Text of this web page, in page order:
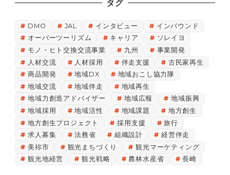
タグ
DMO JAL インタビュー
インバウンド
オーバーツーリズム
キャリア
ソレイヨ
モノ・ヒト交換交流事業
九州
事業開発
人材交流
人材採用 伴走支援
古民家再生
商品開発
地域DX
地域おこし協力隊
地域交流
地域伴走
地域再生
地域力創造アドバイザー
地域広報
地域振興
地域採用
地域活性 地域課題
地方創生
地方創生プロジェクト
採用支援
旅行
求人募集
法務省 組織設計
経営伴走
美祢市
観光まちづくり
観光マーケティング
観光地経営
観光戦略 農林水産省 長崎